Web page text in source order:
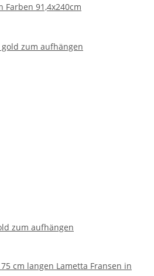
Farben 91,4x240cm
zum aufhängen